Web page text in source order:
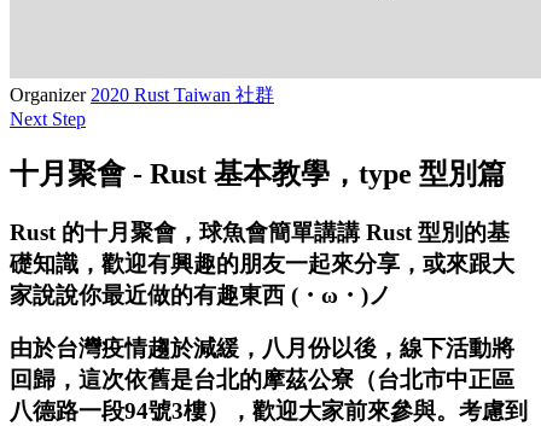
Organizer 2020 Rust Taiwan 社群
Next Step
十月聚會 - Rust 基本教學，type 型別篇
Rust 的十月聚會，球魚會簡單講講 Rust 型別的基
礎知識，歡迎有興趣的朋友一起來分享，或來跟大
家說說你最近做的有趣東西 (・ω・)ノ
由於台灣疫情趨於減緩，八月份以後，線下活動將
回歸，這次依舊是台北的摩茲公寮（台北市中正區
八德路一段94號3樓），歡迎大家前來參與。考慮到